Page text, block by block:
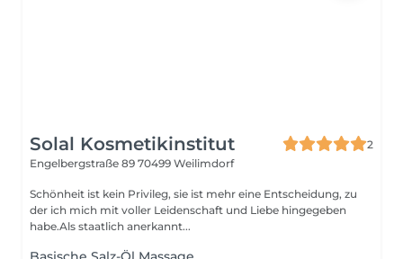
Solal Kosmetikinstitut
2
Engelbergstraße 89 70499 Weilimdorf
Schönheit ist kein Privileg, sie ist mehr eine Entscheidung, zu
der ich mich mit voller Leidenschaft und Liebe hingegeben
habe.Als staatlich anerkannt...